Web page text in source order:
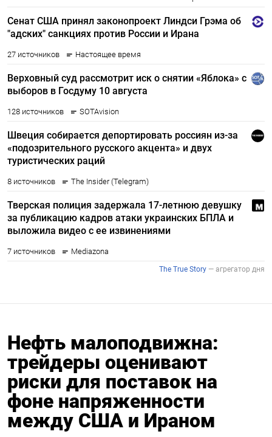
Нефть малоподвижна:
трейдеры оценивают
риски для поставок на
фоне напряженности
между США и Ираном